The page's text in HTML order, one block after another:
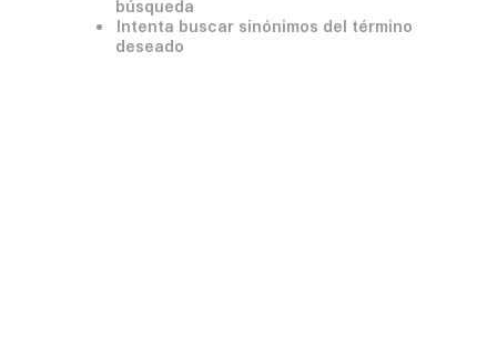
búsqueda
Intenta buscar sinónimos del término
deseado